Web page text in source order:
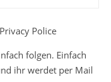
Police
folgen. Einfach
ihr werdet per Mail